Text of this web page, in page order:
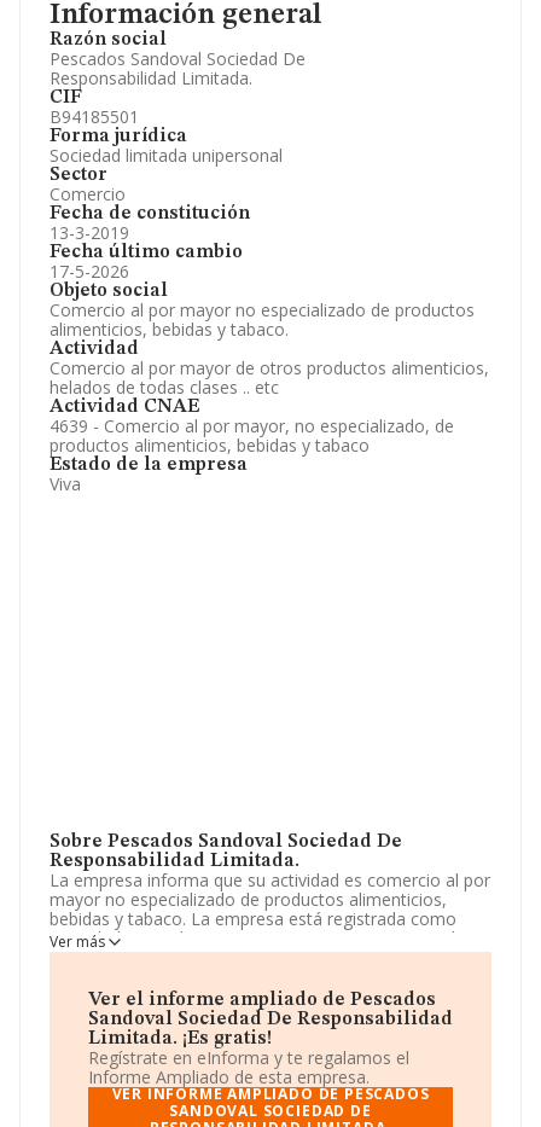
Información general
Razón social
Pescados Sandoval Sociedad De
Responsabilidad Limitada.
CIF
B94185501
Forma jurídica
Sociedad limitada unipersonal
Sector
Comercio
Fecha de constitución
13-3-2019
Fecha último cambio
17-5-2026
Objeto social
Comercio al por mayor no especializado de productos
alimenticios, bebidas y tabaco.
Actividad
Comercio al por mayor de otros productos alimenticios,
helados de todas clases .. etc
Actividad CNAE
4639 - Comercio al por mayor, no especializado, de
productos alimenticios, bebidas y tabaco
Estado de la empresa
Viva
Sobre Pescados Sandoval Sociedad De
Responsabilidad Limitada.
La empresa informa que su actividad es comercio al por
mayor no especializado de productos alimenticios,
bebidas y tabaco. La empresa está registrada como
Sociedad Limitada. Tiene CNAE: 4639 - 'Comercio al por
mayor, no especializado, de productos alimenticios,
mercados exteriores.
La sociedad españolaPescados Sandoval Sociedad
de Responsabilidad Limitada, con NIF B94185501,
se encuentra en Calle De Manuel De Falla núm. 12
Planta 2. Oficina 10, (28100), en el municipio de
Alcobendas, Madrid.
Ver más
Ver el informe ampliado de Pescados
Sandoval Sociedad De Responsabilidad
Limitada. ¡Es gratis!
Regístrate en eInforma y te regalamos el
Informe Ampliado de esta empresa.
VER INFORME AMPLIADO DE PESCADOS
SANDOVAL SOCIEDAD DE
Artículos de prensa publicados sobre la empresa.
Información oficial y registral complementaria.